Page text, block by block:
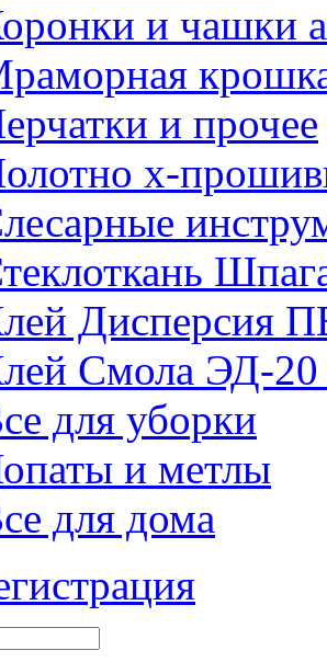
и чашки
и прочее
х-
Дисперсия
Смола ЭД-20
для уборки
и метлы
для дома